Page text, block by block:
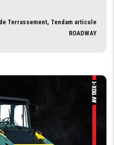
Terrassement, Tendam articule
ROADWAY